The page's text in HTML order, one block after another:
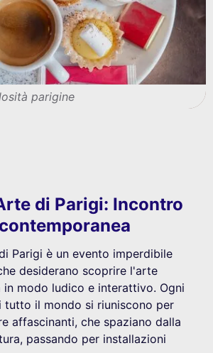
parigine
di Parigi: Incontro
Parigi è un evento imperdibile
desiderano scoprire l'arte
in modo ludico e interattivo. Ogni
tutto il mondo si riuniscono per
affascinanti, che spaziano dalla
passando per installazioni